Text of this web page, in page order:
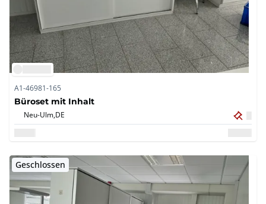
A1-46981-165
Büroset mit Inhalt
Neu-Ulm,DE
Geschlossen